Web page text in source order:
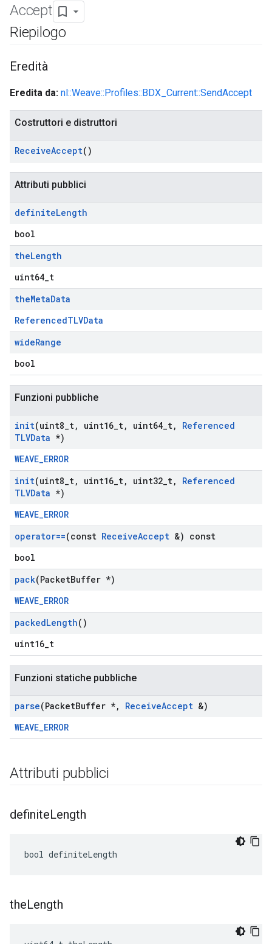
Accept
Riepilogo
Eredità
Eredita da: nl::Weave::Profiles::BDX_Current::SendAccept
Costruttori e distruttori
ReceiveAccept()
Attributi pubblici
definiteLength
bool
theLength
uint64_t
theMetaData
ReferencedTLVData
wideRange
bool
Funzioni pubbliche
init(uint8 t, uint16 t, uint64 t,
Referenced
TLVData *)
WEAVE_ERROR
init(uint8 t, uint16 t, uint32 t,
Referenced
TLVData *)
WEAVE_ERROR
operator==(const ReceiveAccept &) const
bool
pack(PacketBuffer *)
WEAVE_ERROR
packedLength()
uint16_t
Funzioni statiche pubbliche
parse(PacketBuffer *, ReceiveAccept &)
WEAVE_ERROR
Attributi pubblici
definiteLength
bool definiteLength
theLength